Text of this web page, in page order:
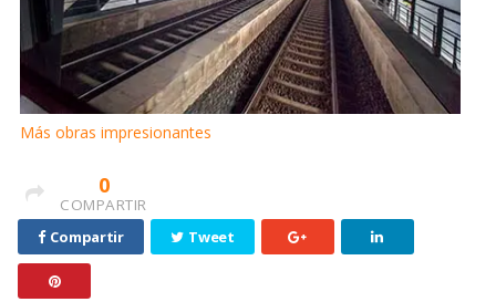
Más obras impresionantes
0
COMPARTIR
Compartir
Tweet